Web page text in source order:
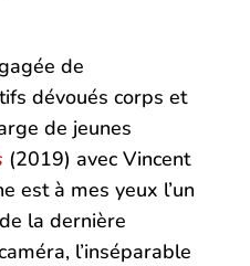
de
dévoués corps et
de jeunes
(2019) avec Vincent
est à mes yeux l’un
la dernière
l’inséparable